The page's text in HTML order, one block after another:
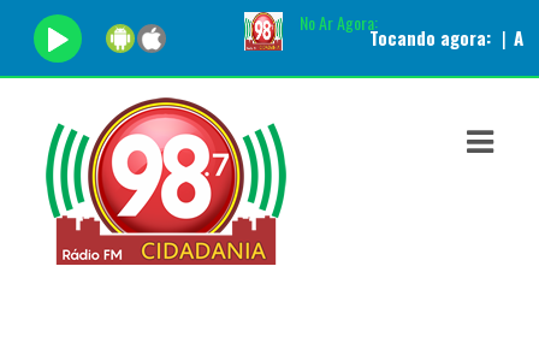
No Ar Agora:
Tocando agora:|